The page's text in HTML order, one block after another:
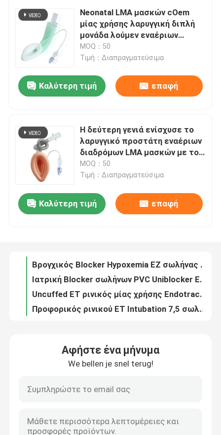
Αρχική Σελίδα
Προϊόντα
Εμφάνιση VR
Γύρος εργοστασίων
Ποιοτικός έλεγχος
Ζητήστε ένα απόσπασμα
Λαρυγγικός εναέριος διάδρομος μασκών
Neonatal LMA μασκών cOem
μίας χρήσης λαρυγγική διπλή
μονάδα λούμεν εναέριων
διαδρόμων
MOQ：50
Τιμή：Διαπραγματεύσιμα
Καλύτερη τιμή επαφή
Η δεύτερη γενιά ενίσχυσε το
λαρυγγικό προστάτη εναέριων
διαδρόμων LMA μασκών με το
πειραματικό μπαλόνι
MOQ：50
Τιμή：Διαπραγματεύσιμα
Καλύτερη τιμή επαφή
Uncuffed ET ρινικός μίας χρήσης Endotracheal εναέριος διάδρομος σωλήνων για το χειρουργικό cOem
Προφορικός ρινικού ET Intubation 7,5 σωλήνας για το λατέξ νηπίων ελεύθερο
Αφήστε ένα μήνυμα
We bellen je snel terug!